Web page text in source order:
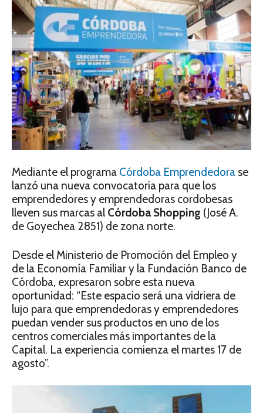
Mediante el programa Córdoba Emprendedorase
lanzó una nueva convocatoria para que los
emprendedores y emprendedoras cordobesas
lleven sus marcas al Córdoba Shopping (José A.
de Goyechea 2851) de zona norte.
Desde el Ministerio de Promoción del Empleo y
de la Economía Familiar y la Fundación Banco de
Córdoba, expresaron sobre esta nueva
oportunidad: “Este espacio será una vidriera de
lujo para que emprendedoras y emprendedores
puedan vender sus productos en uno de los
centros comerciales más importantes de la
Capital. La experiencia comienza el martes 17 de
agosto”.